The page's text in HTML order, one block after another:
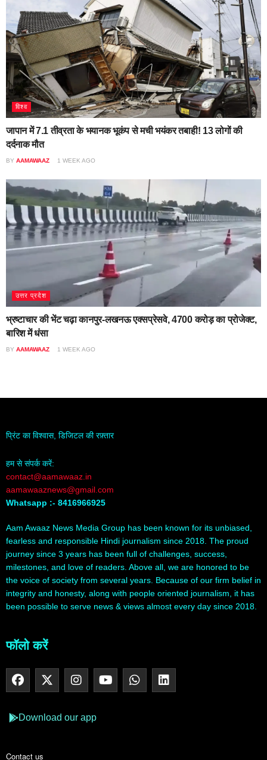
विश्व
जापान में 7.1 तीव्रता के भयानक भूकंप से मची भयंकर तबाही! 13 लोगों की
दर्दनाक मौत
BY AAMAWAAZ 1 WEEK AGO
उत्तर प्रदेश
भ्रष्टाचार की भेंट चढ़ा कानपुर-लखनऊ एक्सप्रेसवे, 4700 करोड़ का प्रोजेक्ट,
बारिश में धंसा
BY AAMAWAAZ 1 WEEK AGO
प्रिंट का विश्वास, डिजिटल की रफ़्तार
हम से संपर्क करें:
contact@aamawaaz.in
aamawaaznews@gmail.com
Whatsapp :- 8416966925
Aam Awaaz News Media Group has been known for its unbiased,
fearless and responsible Hindi journalism since 2018. The proud
journey since 3 years has been full of challenges, success,
milestones, and love of readers. Above all, we are honored to be
the voice of society from several years. Because of our firm belief in
integrity and honesty, along with people oriented journalism, it has
been possible to serve news & views almost every day since 2018.
फॉलो करें
Download our app
Contact us